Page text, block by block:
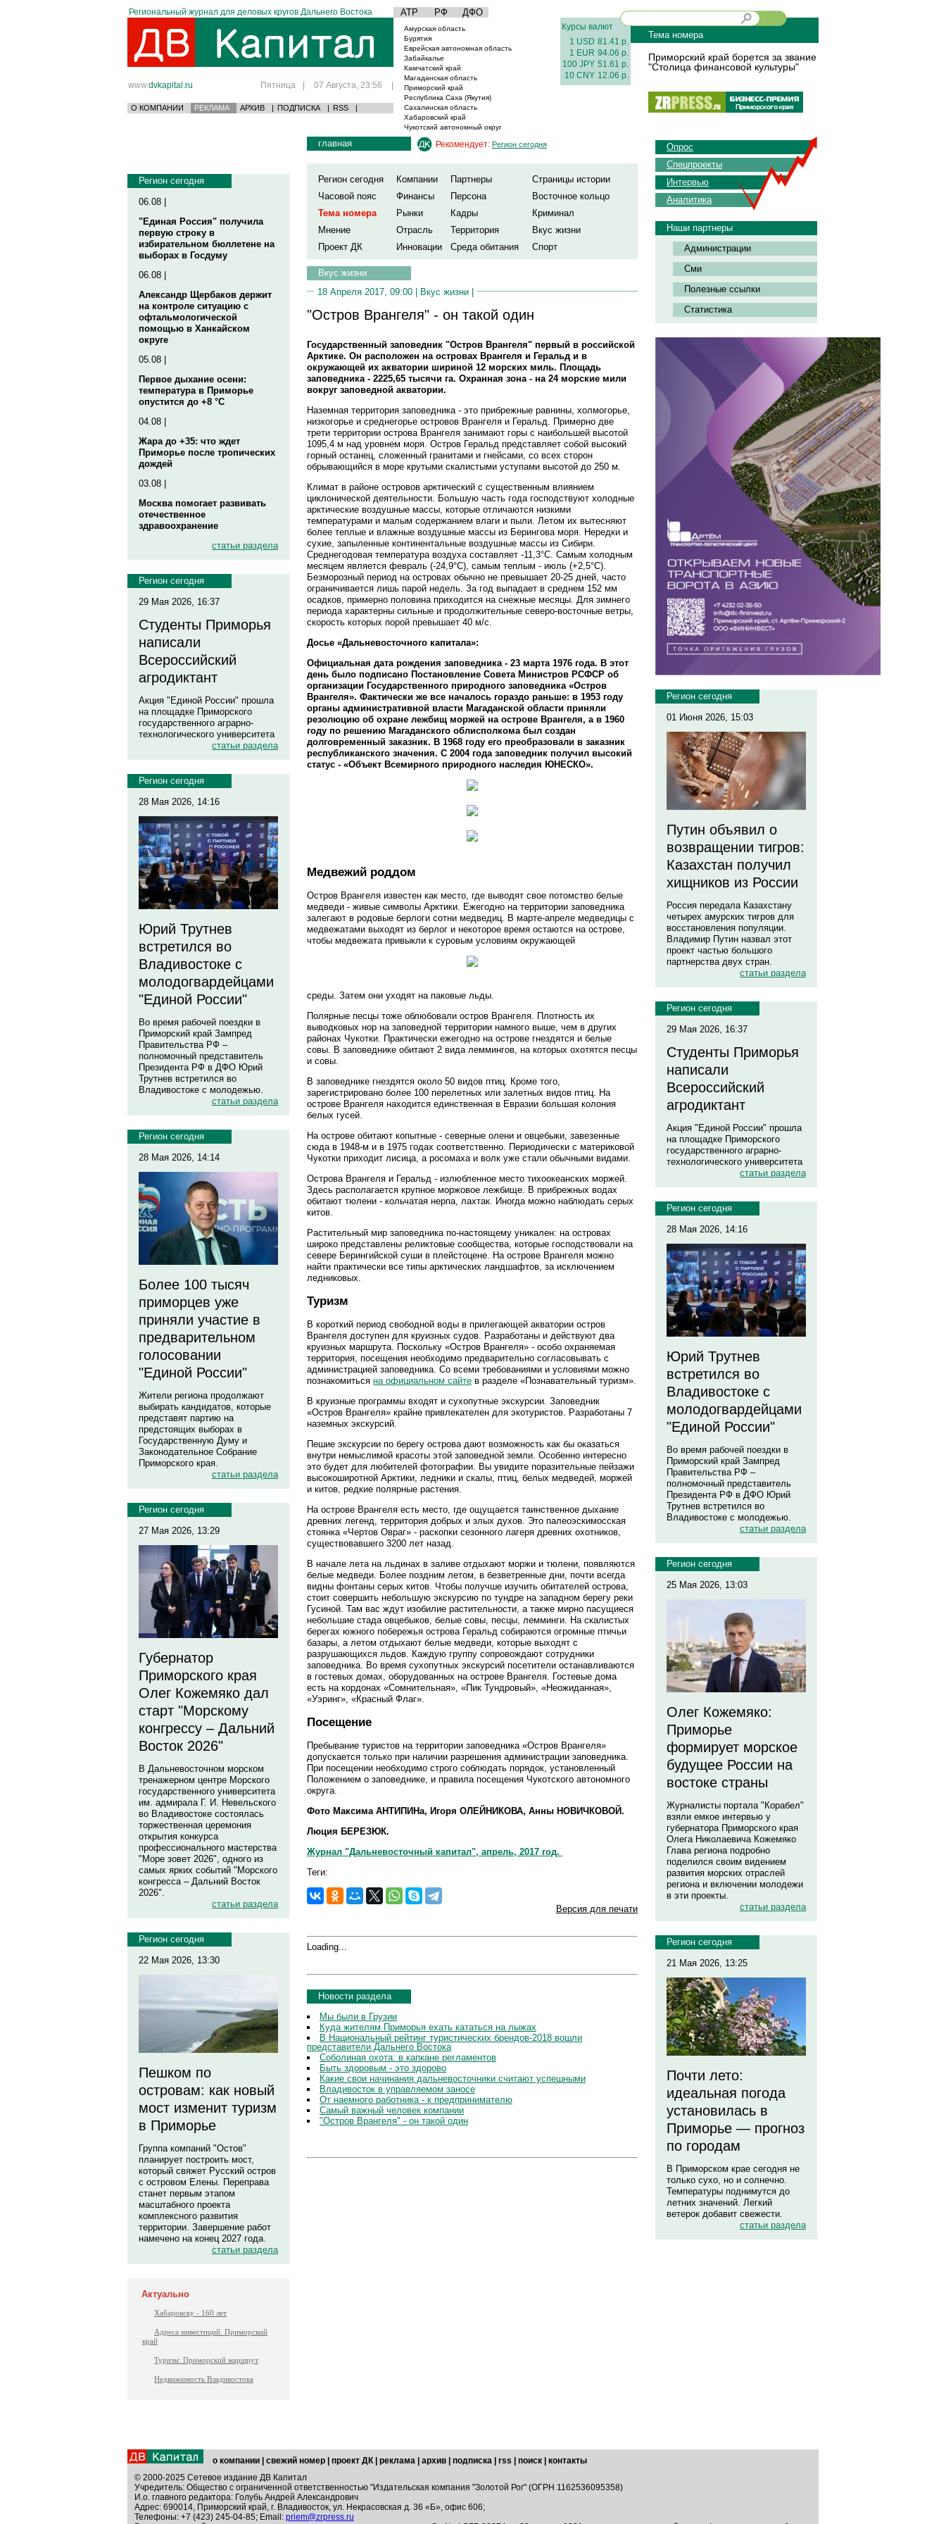
Региональный журнал для деловых кругов Дальнего Востока АТР РФ ДФО
www.dvkapital.ru Пятница | 07 Августа, 23:56 |
О КОМПАНИИ РЕКЛАМА АРХИВ | ПОДПИСКА | RSS |
Амурская область
Бурятия
Еврейская автономная область
Забайкалье
Камчатский край
Магаданская область
Приморский край
Республика Саха (Якутия)
Сахалинская область
Хабаровский край
Чукотский автономный округ
Курсы валют
1 USD 81.41 р.
1 EUR 94.06 р.
100 JPY 51.61 р.
10 CNY 12.06 р.
Тема номера
Приморский край борется за звание
"Столица финансовой культуры"
Регион сегодня
06.08 |
"Единая Россия" получила
первую строку в
избирательном бюллетене на
выборах в Госдуму
06.08 |
Александр Щербаков держит
на контроле ситуацию с
офтальмологической
помощью в Ханкайском
округе
05.08 |
Первое дыхание осени:
температура в Приморье
опустится до +8 °C
04.08 |
Жара до +35: что ждет
Приморье после тропических
дождей
03.08 |
Москва помогает развивать
отечественное
здравоохранение
статьи раздела
Регион сегодня
29 Мая 2026, 16:37
Студенты Приморья
написали
Всероссийский
агродиктант
Акция "Единой России" прошла
на площадке Приморского
государственного аграрно-
технологического университета
статьи раздела
Регион сегодня
28 Мая 2026, 14:16
Юрий Трутнев
встретился во
Владивостоке с
молодогвардейцами
"Единой России"
Во время рабочей поездки в
Приморский край Зампред
Правительства РФ –
полномочный представитель
Президента РФ в ДФО Юрий
Трутнев встретился во
Владивостоке с молодежью.
статьи раздела
Регион сегодня
28 Мая 2026, 14:14
Более 100 тысяч
приморцев уже
приняли участие в
предварительном
голосовании
"Единой России"
Жители региона продолжают
выбирать кандидатов, которые
представят партию на
предстоящих выборах в
Государственную Думу и
Законодательное Собрание
Приморского края.
статьи раздела
Регион сегодня
27 Мая 2026, 13:29
Губернатор
Приморского края
Олег Кожемяко дал
старт "Морскому
конгрессу – Дальний
Восток 2026"
В Дальневосточном морском
тренажерном центре Морского
государственного университета
им. адмирала Г. И. Невельского
во Владивостоке состоялась
торжественная церемония
открытия конкурса
профессионального мастерства
"Море зовет 2026", одного из
самых ярких событий "Морского
конгресса – Дальний Восток
2026".
статьи раздела
Регион сегодня
22 Мая 2026, 13:30
Пешком по
островам: как новый
мост изменит туризм
в Приморье
Группа компаний "Остов"
планирует построить мост,
который свяжет Русский остров
с островом Елены. Переправа
станет первым этапом
масштабного проекта
комплексного развития
территории. Завершение работ
намечено на конец 2027 года.
статьи раздела
Актуально
Хабаровску - 160 лет
Адреса инвестиций. Приморский
край
Туризм: Приморский маршрут
Недвижимость Владивостока
главная Рекомендует: Регион сегодня
Регион сегодня Компании Партнеры
Страницы истории
Часовой пояс
Финансы Персона
Восточное кольцо
Тема номера
Рынки Кадры
Криминал
Мнение
Отрасль Территория
Вкус жизни
Проект ДК
Инновации Среда обитания Спорт
Вкус жизни
18 Апреля 2017, 09:00 | Вкус жизни |
"Остров Врангеля" - он такой один
Государственный заповедник "Остров Врангеля" первый в российской
Арктике. Он расположен на островах Врангеля и Геральд и в
окружающей их акватории шириной 12 морских миль. Площадь
заповедника - 2225,65 тысячи га. Охранная зона - на 24 морские мили
вокруг заповедной акватории.
Наземная территория заповедника - это прибрежные равнины, холмогорье,
низкогорье и среднегорье островов Врангеля и Геральд. Примерно две
трети территории острова Врангеля занимают горы с наибольшей высотой
1095,4 м над уровнем моря. Остров Геральд представляет собой высокий
горный останец, сложенный гранитами и гнейсами, со всех сторон
обрывающийся в море крутыми скалистыми уступами высотой до 250 м.
Климат в районе островов арктический с существенным влиянием
циклонической деятельности. Большую часть года господствуют холодные
арктические воздушные массы, которые отличаются низкими
температурами и малым содержанием влаги и пыли. Летом их вытесняют
более теплые и влажные воздушные массы из Берингова моря. Нередки и
сухие, запыленные континентальные воздушные массы из Сибири.
Среднегодовая температура воздуха составляет -11,3°С. Самым холодным
месяцем является февраль (-24,9°С), самым теплым - июль (+2,5°С).
Безморозный период на островах обычно не превышает 20-25 дней, часто
ограничивается лишь парой недель. За год выпадает в среднем 152 мм
осадков, примерно половина приходится на снежные месяцы. Для зимнего
периода характерны сильные и продолжительные северо-восточные ветры,
скорость которых порой превышает 40 м/с.
Досье «Дальневосточного капитала»:
Официальная дата рождения заповедника - 23 марта 1976 года. В этот
день было подписано Постановление Совета Министров РСФСР об
организации Государственного природного заповедника «Остров
Врангеля». Фактически же все началось гораздо раньше: в 1953 году
органы административной власти Магаданской области приняли
резолюцию об охране лежбищ моржей на острове Врангеля, а в 1960
году по решению Магаданского облисполкома был создан
долговременный заказник. В 1968 году его преобразовали в заказник
республиканского значения. С 2004 года заповедник получил высокий
статус - «Объект Всемирного природного наследия ЮНЕСКО».
Медвежий роддом
Остров Врангеля известен как место, где выводят свое потомство белые
медведи - живые символы Арктики. Ежегодно на территории заповедника
залегают в родовые берлоги сотни медведиц. В марте-апреле медведицы с
медвежатами выходят из берлог и некоторое время остаются на острове,
чтобы медвежата привыкли к суровым условиям окружающей
среды. Затем они уходят на паковые льды.
Полярные песцы тоже облюбовали остров Врангеля. Плотность их
выводковых нор на заповедной территории намного выше, чем в других
районах Чукотки. Практически ежегодно на острове гнездятся и белые
совы. В заповеднике обитают 2 вида леммингов, на которых охотятся песцы
и совы.
В заповеднике гнездятся около 50 видов птиц. Кроме того,
зарегистрировано более 100 перелетных или залетных видов птиц. На
острове Врангеля находится единственная в Евразии большая колония
белых гусей.
На острове обитают копытные - северные олени и овцебыки, завезенные
сюда в 1948-м и в 1975 годах соответственно. Периодически с материковой
Чукотки приходит лисица, а росомаха и волк уже стали обычными видами.
Острова Врангеля и Геральд - излюбленное место тихоокеанских моржей.
Здесь располагается крупное моржовое лежбище. В прибрежных водах
обитают тюлени - кольчатая нерпа, лахтак. Иногда можно наблюдать серых
китов.
Растительный мир заповедника по-настоящему уникален: на островах
широко представлены реликтовые сообщества, которые господствовали на
севере Берингийской суши в плейстоцене. На острове Врангеля можно
найти практически все типы арктических ландшафтов, за исключением
ледниковых.
Туризм
В короткий период свободной воды в прилегающей акватории остров
Врангеля доступен для круизных судов. Разработаны и действуют два
круизных маршрута. Поскольку «Остров Врангеля» - особо охраняемая
территория, посещения необходимо предварительно согласовывать с
администрацией заповедника. Со всеми требованиями и условиями можно
познакомиться на официальном сайте в разделе «Познавательный туризм».
В круизные программы входят и сухопутные экскурсии. Заповедник
«Остров Врангеля» крайне привлекателен для экотуристов. Разработаны 7
наземных экскурсий.
Пешие экскурсии по берегу острова дают возможность как бы оказаться
внутри немыслимой красоты этой заповедной земли. Особенно интересно
это будет для любителей фотографии. Вы увидите поразительные пейзажи
высокоширотной Арктики, ледники и скалы, птиц, белых медведей, моржей
и китов, редкие полярные растения.
На острове Врангеля есть место, где ощущается таинственное дыхание
древних легенд, территория добрых и злых духов. Это палеоэскимосская
стоянка «Чертов Овраг» - раскопки сезонного лагеря древних охотников,
существовавшего 3200 лет назад.
В начале лета на льдинах в заливе отдыхают моржи и тюлени, появляются
белые медведи. Более поздним летом, в безветренные дни, почти всегда
видны фонтаны серых китов. Чтобы получше изучить обитателей острова,
стоит совершить небольшую экскурсию по тундре на западном берегу реки
Гусиной. Там вас ждут изобилие растительности, а также мирно пасущиеся
небольшие стада овцебыков, белые совы, песцы, лемминги. На скалистых
берегах южного побережья острова Геральд собираются огромные птичьи
базары, а летом отдыхают белые медведи, которые выходят с
разрушающихся льдов. Каждую группу сопровождают сотрудники
заповедника. Во время сухопутных экскурсий посетители останавливаются
в гостевых домах, оборудованных на острове Врангеля. Гостевые дома
есть на кордонах «Сомнительная», «Пик Тундровый», «Неожиданная»,
«Уэринг», «Красный Флаг».
Посещение
Пребывание туристов на территории заповедника «Остров Врангеля»
допускается только при наличии разрешения администрации заповедника.
При посещении необходимо строго соблюдать порядок, установленный
Положением о заповеднике, и правила посещения Чукотского автономного
округа.
Фото Максима АНТИПИНа, Игоря ОЛЕЙНИКОВА, Анны НОВИЧКОВОЙ.
Люция БЕРЕЗЮК.
Журнал "Дальневосточный капитал", апрель, 2017 год.
Теги:
Версия для печати
Loading...
Новости раздела
Мы были в Грузии
Куда жителям Приморья ехать кататься на лыжах
В Национальный рейтинг туристических брендов-2018 вошли
представители Дальнего Востока
Соболиная охота: в капкане регламентов
Быть здоровым - это здорово
Какие свои начинания дальневосточники считают успешными
Владивосток в управляемом заносе
От наемного работника - к предпринимателю
Самый важный человек компании
"Остров Врангеля" - он такой один
Опрос
Спецпроекты
Интервью
Аналитика
Наши партнеры
Администрации
Сми
Полезные ссылки
Статистика
Регион сегодня
01 Июня 2026, 15:03
Путин объявил о
возвращении тигров:
Казахстан получил
хищников из России
Россия передала Казахстану
четырех амурских тигров для
восстановления популяции.
Владимир Путин назвал этот
проект частью большого
партнерства двух стран.
статьи раздела
Регион сегодня
29 Мая 2026, 16:37
Студенты Приморья
написали
Всероссийский
агродиктант
Акция "Единой России" прошла
на площадке Приморского
государственного аграрно-
технологического университета
статьи раздела
Регион сегодня
28 Мая 2026, 14:16
Юрий Трутнев
встретился во
Владивостоке с
молодогвардейцами
"Единой России"
Во время рабочей поездки в
Приморский край Зампред
Правительства РФ –
полномочный представитель
Президента РФ в ДФО Юрий
Трутнев встретился во
Владивостоке с молодежью.
статьи раздела
Регион сегодня
25 Мая 2026, 13:03
Олег Кожемяко:
Приморье
формирует морское
будущее России на
востоке страны
Журналисты портала "Корабел"
взяли емкое интервью у
губернатора Приморского края
Олега Николаевича Кожемяко
Глава региона подробно
поделился своим видением
развития морских отраслей
региона и включении молодежи
в эти проекты.
статьи раздела
Регион сегодня
21 Мая 2026, 13:25
Почти лето:
идеальная погода
установилась в
Приморье — прогноз
по городам
В Приморском крае сегодня не
только сухо, но и солнечно.
Температуры поднимутся до
летних значений. Легкий
ветерок добавит свежести.
статьи раздела
о компании свежий номер проект ДК реклама архив подписка rss поиск
контакты
© 2000-2025 Сетевое издание ДВ Капитал
Учредитель: Общество с ограниченной ответственностью "Издательская компания "Золотой Рог" (ОГРН 1162536095358)
И.о. главного редактора: Голубь Андрей Александрович
Адрес: 690014, Приморский край, г. Владивосток, ул. Некрасовская д. 36 «Б», офис 606;
Телефоны: +7 (423) 245-04-85; Email: priem@zrpress.ru